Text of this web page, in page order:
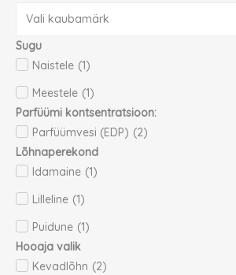
Vali kaubamärk
Sugu
Naistele (1)
Meestele (1)
Parfüümi kontsentratsioon:
Parfüümvesi (EDP) (2)
Lõhnaperekond
Idamaine (1)
Lilleline (1)
Puidune (1)
Hooaja valik
Kevadlõhn (2)